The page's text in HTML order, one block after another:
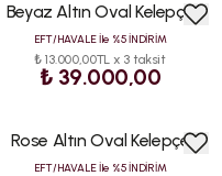
Beyaz Altın Oval Kelepçe
EFT/HAVALE İle %5 İNDİRİM
₺ 13.000,00TL x 3 taksit
₺ 39.000,00
Rose Altın Oval Kelepçe
EFT/HAVALE İle %5 İNDİRİM